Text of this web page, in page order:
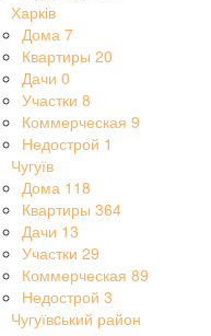
Харків
Дома 7
Квартиры 20
Дачи 0
Участки 8
Коммерческая 9
Недострой 1
Чугуїв
Дома 118
Квартиры 364
Дачи 13
Участки 29
Коммерческая 89
Недострой 3
Чугуївcький район